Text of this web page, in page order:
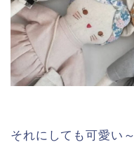
それにしても可愛い～